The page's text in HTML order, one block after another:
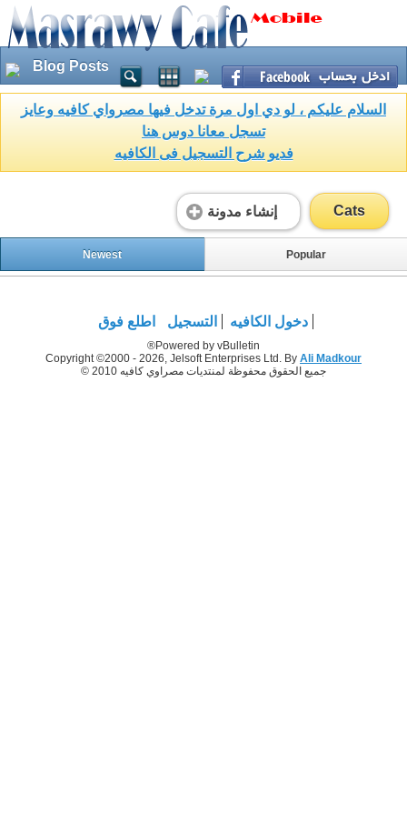
Blog Posts
السلام عليكم ، لو دي اول مرة تدخل فيها مصرواي كافيه وعايز
تسجل معانا دوس هنا
فديو شرح التسجيل فى الكافيه
إنشاء مدونة Cats
Newest Popular
دخول الكافيه التسجيل اطلع فوق
Powered by vBulletin®
Copyright ©2000 - 2026, Jelsoft Enterprises Ltd. By Ali Madkour
جميع الحقوق محفوظة لمنتديات مصراوي كافيه 2010 ©